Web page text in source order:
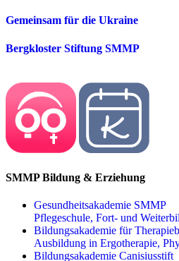
Gemeinsam für die Ukraine
Bergkloster Stiftung SMMP
SMMP Bildung & Erziehung
Gesundheitsakademie SMMP
Pflegeschule, Fort- und
Bildungsakademie für
Ausbildung in Ergotherapie,
Bildungsakademie Canisiusstift